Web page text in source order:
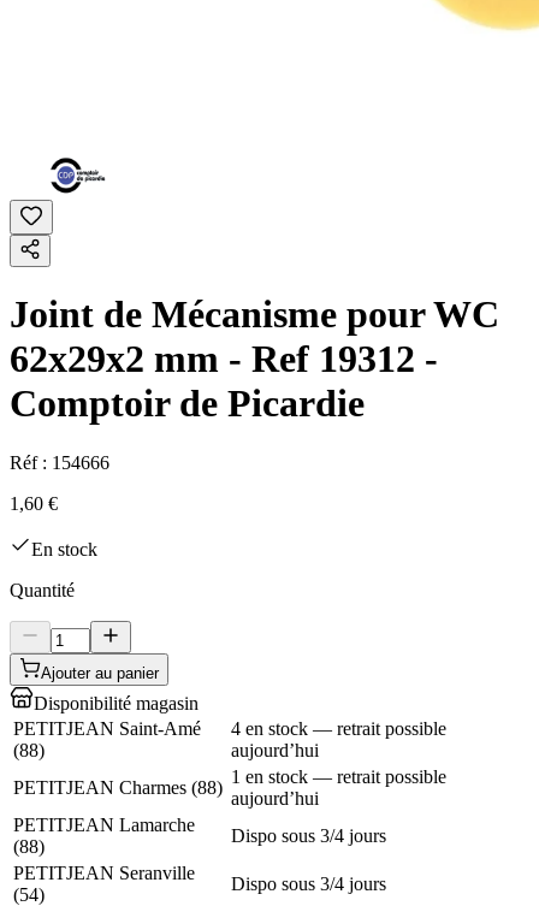
Joint de Mécanisme pour WC
62x29x2 mm - Ref 19312 -
Comptoir de Picardie
Réf : 154666
1,60 €
En stock
Quantité
Ajouter au panier
Disponibilité magasin
PETITJEAN Saint-Amé
(88)
4 en stock — retrait possible
aujourd’hui
PETITJEAN Charmes (88)
1 en stock — retrait possible
aujourd’hui
PETITJEAN Lamarche
(88)
Dispo sous 3/4 jours
PETITJEAN Seranville
(54)
Dispo sous 3/4 jours